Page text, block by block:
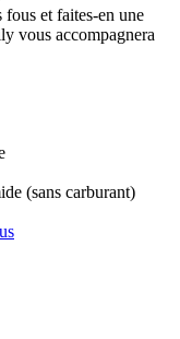
fous et faites-en une
vous accompagnera
(sans carburant)